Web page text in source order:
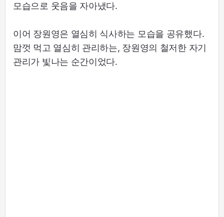
모습으로 웃음을 자아냈다.
이어 장원영은 열심히 식사하는 모습을 공유했다.
맘껏 먹고 열심히 관리하는, 장원영의 철저한 자기
관리가 빛나는 순간이었다.